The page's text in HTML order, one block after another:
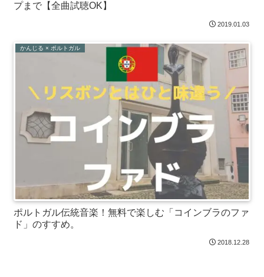
プまで【全曲試聴OK】
2019.01.03
かんじる × ポルトガル
ポルトガル伝統音楽！無料で楽しむ「コインブラのファ
ド」のすすめ。
2018.12.28